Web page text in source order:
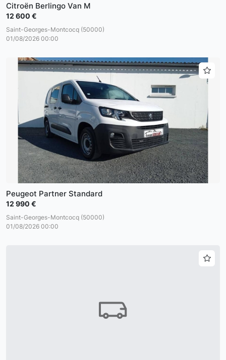
Citroën Berlingo Van M
12 600 €
Saint-Georges-Montcocq (50000)
01/08/2026 00:00
Peugeot Partner Standard
12 990 €
Saint-Georges-Montcocq (50000)
01/08/2026 00:00